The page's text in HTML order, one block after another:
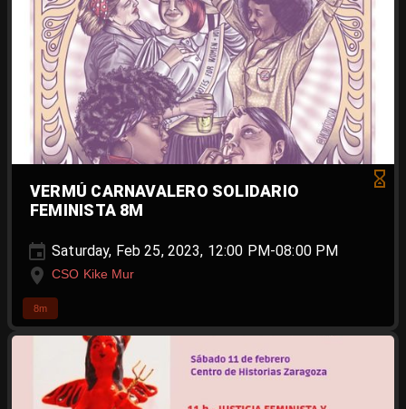
VERMÚ CARNAVALERO SOLIDARIO
FEMINISTA 8M
Saturday, Feb 25, 2023, 12:00 PM-08:00 PM
CSO Kike Mur
8m